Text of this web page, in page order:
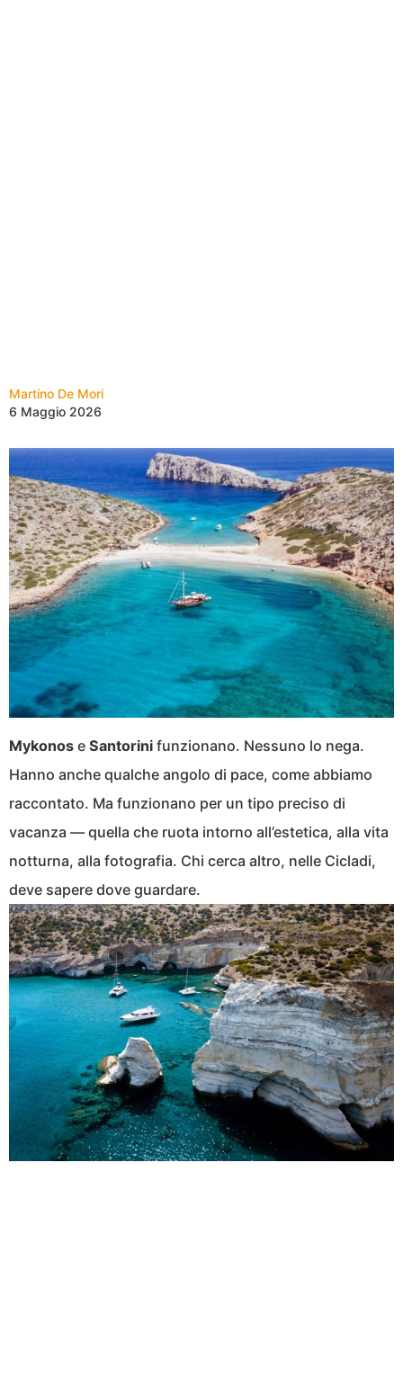
Martino De Mori
6 Maggio 2026
Mykonos e Santorini funzionano. Nessuno lo nega.
Hanno anche qualche angolo di pace, come abbiamo
raccontato. Ma funzionano per un tipo preciso di
vacanza — quella che ruota intorno all’estetica, alla vita
notturna, alla fotografia. Chi cerca altro, nelle Cicladi,
deve sapere dove guardare.